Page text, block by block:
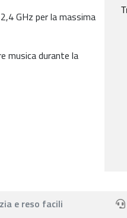
GHz per la massima
musica durante la
e reso facili